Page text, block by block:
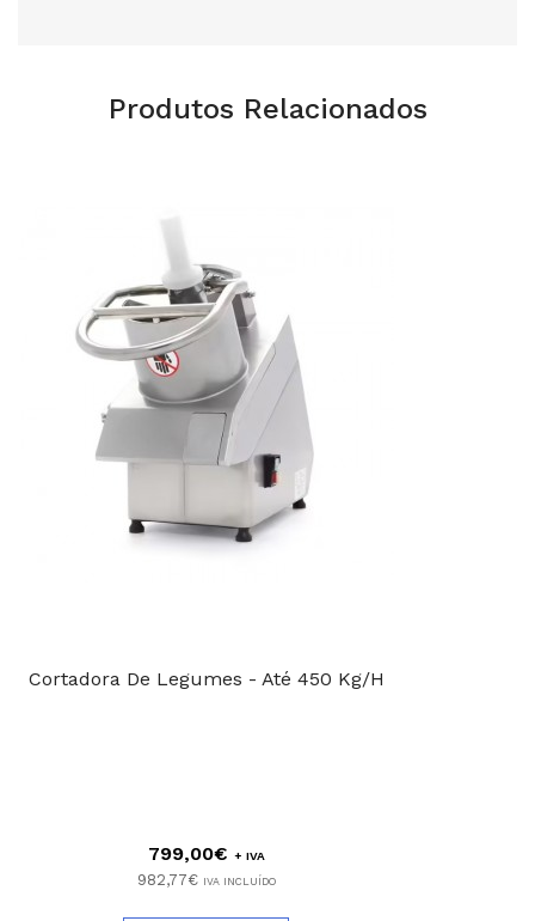
Produtos Relacionados
Cortadora De Legumes - Até 450 Kg/h
799,00€ + IVA
982,77€ IVA INCLUÍDO